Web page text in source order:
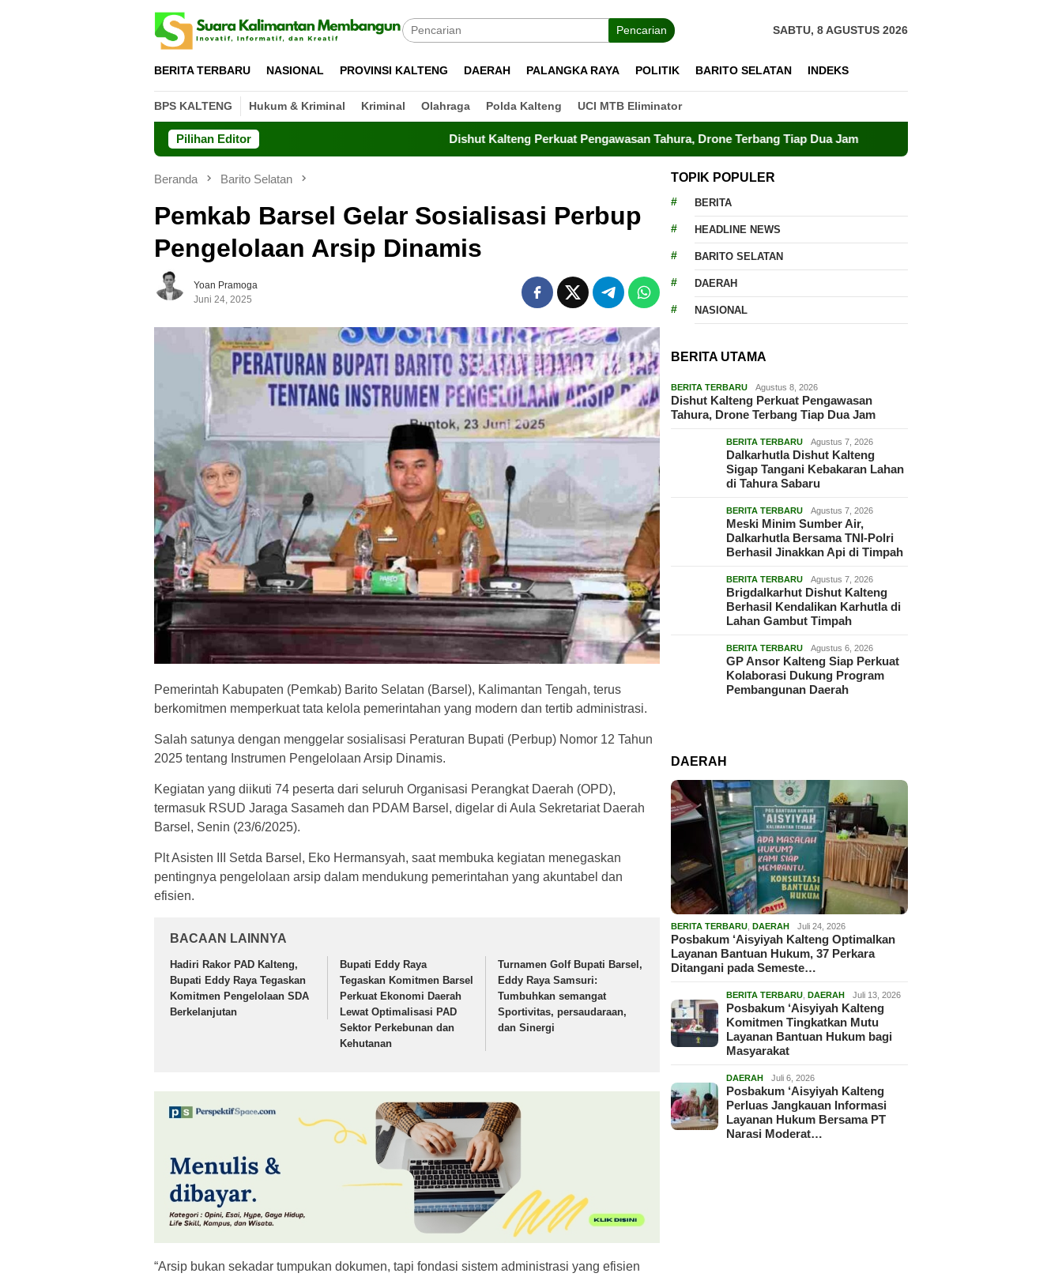
Pencarian SABTU, 8 AGUSTUS 2026
BERITA TERBARU NASIONAL PROVINSI KALTENG DAERAH PALANGKA RAYA POLITIK BARITO SELATAN INDEKS
BPS KALTENG Hukum & Kriminal Kriminal Olahraga Polda Kalteng UCI MTB Eliminator
Pilihan Editor Dishut Kalteng Perkuat Pengawasan Tahura, Drone Terbang Tiap Dua Jam Dalkarhutla Dishut Kalteng Sigap Tangani
Beranda Barito Selatan
Pemkab Barsel Gelar Sosialisasi Perbup
Pengelolaan Arsip Dinamis
Yoan Pramoga
Juni 24, 2025
Pemerintah Kabupaten (Pemkab) Barito Selatan (Barsel), Kalimantan Tengah, terus
berkomitmen memperkuat tata kelola pemerintahan yang modern dan tertib administrasi.
Salah satunya dengan menggelar sosialisasi Peraturan Bupati (Perbup) Nomor 12 Tahun
2025 tentang Instrumen Pengelolaan Arsip Dinamis.
Kegiatan yang diikuti 74 peserta dari seluruh Organisasi Perangkat Daerah (OPD),
termasuk RSUD Jaraga Sasameh dan PDAM Barsel, digelar di Aula Sekretariat Daerah
Barsel, Senin (23/6/2025).
Plt Asisten III Setda Barsel, Eko Hermansyah, saat membuka kegiatan menegaskan
pentingnya pengelolaan arsip dalam mendukung pemerintahan yang akuntabel dan
efisien.
BACAAN LAINNYA
Hadiri Rakor PAD Kalteng,
Bupati Eddy Raya Tegaskan
Komitmen Pengelolaan SDA
Berkelanjutan
Bupati Eddy Raya
Tegaskan Komitmen Barsel
Perkuat Ekonomi Daerah
Lewat Optimalisasi PAD
Sektor Perkebunan dan
Kehutanan
Turnamen Golf Bupati Barsel,
Eddy Raya Samsuri:
Tumbuhkan semangat
Sportivitas, persaudaraan,
dan Sinergi
“Arsip bukan sekadar tumpukan dokumen, tapi fondasi sistem administrasi yang efisien
TOPIK POPULER
BERITA
HEADLINE NEWS
BARITO SELATAN
DAERAH
NASIONAL
BERITA UTAMA
BERITA TERBARU Agustus 8, 2026
Dishut Kalteng Perkuat Pengawasan
Tahura, Drone Terbang Tiap Dua Jam
BERITA TERBARU Agustus 7, 2026
Dalkarhutla Dishut Kalteng
Sigap Tangani Kebakaran Lahan
di Tahura Sabaru
BERITA TERBARU Agustus 7, 2026
Meski Minim Sumber Air,
Dalkarhutla Bersama TNI-Polri
Berhasil Jinakkan Api di Timpah
BERITA TERBARU Agustus 7, 2026
Brigdalkarhut Dishut Kalteng
Berhasil Kendalikan Karhutla di
Lahan Gambut Timpah
BERITA TERBARU Agustus 6, 2026
GP Ansor Kalteng Siap Perkuat
Kolaborasi Dukung Program
Pembangunan Daerah
DAERAH
BERITA TERBARU ,DAERAH Juli 24, 2026
Posbakum ‘Aisyiyah Kalteng Optimalkan
Layanan Bantuan Hukum, 37 Perkara
Ditangani pada Semeste…
BERITA TERBARU ,DAERAH Juli 13, 2026
Posbakum ‘Aisyiyah Kalteng
Komitmen Tingkatkan Mutu
Layanan Bantuan Hukum bagi
Masyarakat
DAERAH Juli 6, 2026
Posbakum ‘Aisyiyah Kalteng
Perluas Jangkauan Informasi
Layanan Hukum Bersama PT
Narasi Moderat…